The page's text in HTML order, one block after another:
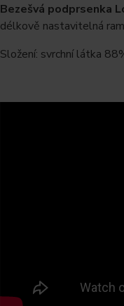
Bezešvá podprsenka
délkově nastavitelná
Složení: svrchní látka